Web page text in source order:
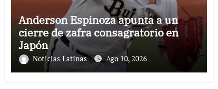
Anderson Espinoza apunta a un
cierre de zafra consagratorio en
Japón
Noticias Latinas Ago 10, 2026